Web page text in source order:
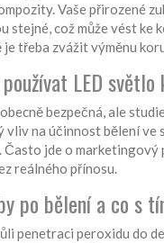
Vaše přirozené
stejné, což může vést ke
třeba zvážit výměnu
LED
bezpečná, ale
vliv na účinnost bělení ve
Často jde o marketingový
reálného přínosu.
po bělení a co s
penetraci peroxidu do